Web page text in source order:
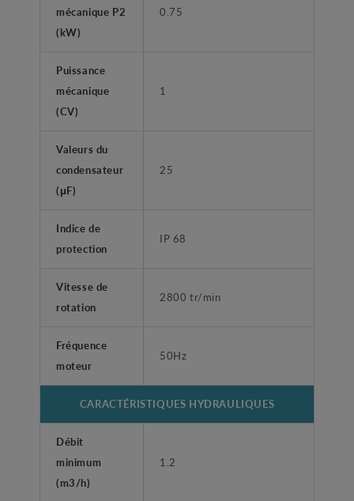
mécanique P2
(kW)
0.75
Puissance
mécanique
(CV)
1
Valeurs du
condensateur
(μF)
25
Indice de
protection
IP 68
Vitesse de
rotation
2800 tr/min
Fréquence
moteur
50Hz
CARACTÉRISTIQUES HYDRAULIQUES
Débit
minimum
(m3/h)
1.2